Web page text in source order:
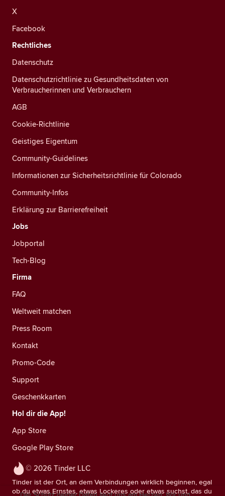
© 2026 Tinder LLC
Tinder ist der Ort, an dem Verbindungen wirklich beginnen, egal
ob du etwas Ernstes, etwas Lockeres oder etwas suchst, das du
X
Facebook
Rechtliches
Datenschutz
Datenschutzrichtlinie zu Gesundheitsdaten von
Verbraucherinnen und Verbrauchern
AGB
Cookie-Richtlinie
Geistiges Eigentum
Community-Guidelines
Informationen zur Sicherheitsrichtlinie für Colorado
Community-Infos
Erklärung zur Barrierefreiheit
Jobs
Jobportal
Tech-Blog
Firma
FAQ
Weltweit matchen
Press Room
Kontakt
Promo-Code
Support
Geschenkkarten
Hol dir die App!
App Store
Google Play Store